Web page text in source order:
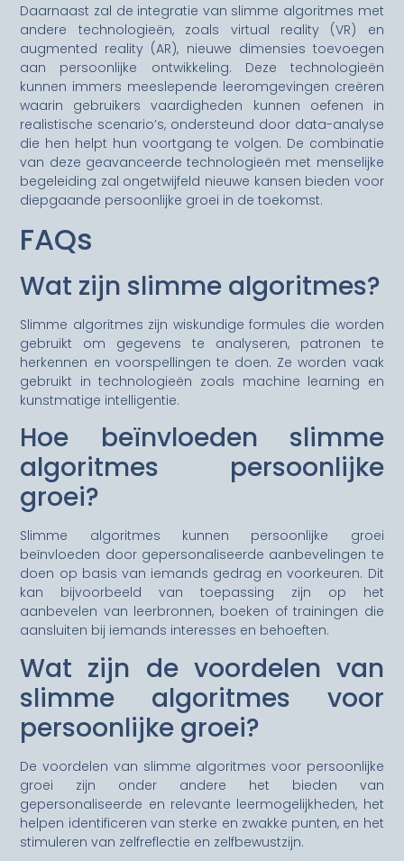
Daarnaast zal de integratie van slimme algoritmes met
andere technologieën, zoals virtual reality (VR) en
augmented reality (AR), nieuwe dimensies toevoegen
aan persoonlijke ontwikkeling. Deze technologieën
kunnen immers meeslepende leeromgevingen creëren
waarin gebruikers vaardigheden kunnen oefenen in
realistische scenario’s, ondersteund door data-analyse
die hen helpt hun voortgang te volgen. De combinatie
van deze geavanceerde technologieën met menselijke
begeleiding zal ongetwijfeld nieuwe kansen bieden voor
diepgaande persoonlijke groei in de toekomst.
FAQs
Wat zijn slimme algoritmes?
Slimme algoritmes zijn wiskundige formules die worden
gebruikt om gegevens te analyseren, patronen te
herkennen en voorspellingen te doen. Ze worden vaak
gebruikt in technologieën zoals machine learning en
kunstmatige intelligentie.
Hoe beïnvloeden slimme
algoritmes persoonlijke
groei?
Slimme algoritmes kunnen persoonlijke groei
beïnvloeden door gepersonaliseerde aanbevelingen te
doen op basis van iemands gedrag en voorkeuren. Dit
kan bijvoorbeeld van toepassing zijn op het
aanbevelen van leerbronnen, boeken of trainingen die
aansluiten bij iemands interesses en behoeften.
Wat zijn de voordelen van
slimme algoritmes voor
persoonlijke groei?
De voordelen van slimme algoritmes voor persoonlijke
groei zijn onder andere het bieden van
gepersonaliseerde en relevante leermogelijkheden, het
helpen identificeren van sterke en zwakke punten, en het
stimuleren van zelfreflectie en zelfbewustzijn.